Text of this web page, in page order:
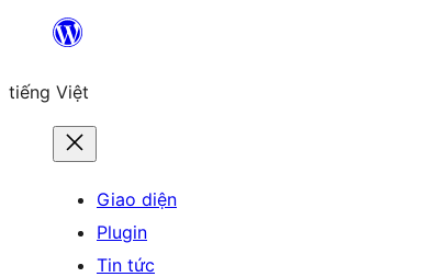
Chuyển
phần
tiếng Việt
Giao diện
Plugin
Tin tức